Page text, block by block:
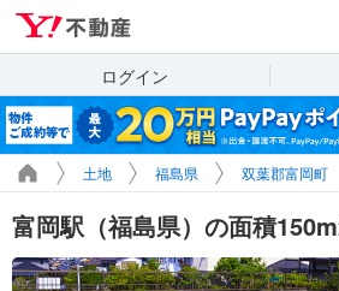
ログイン
土地 福島県 双葉郡富岡町
富岡駅（福島県）の面積